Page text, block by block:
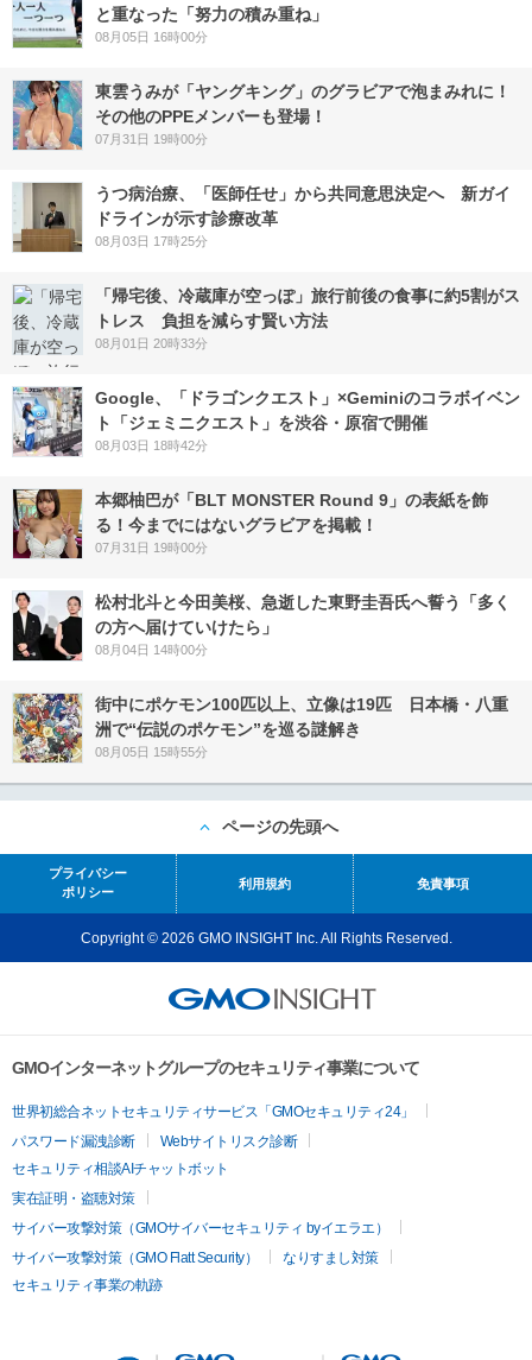
と重なった「努力の積み重ね」
08月05日 16時00分
東雲うみが「ヤングキング」のグラビアで泡まみれに！
その他のPPEメンバーも登場！
07月31日 19時00分
うつ病治療、「医師任せ」から共同意思決定へ 新ガイ
ドラインが示す診療改革
08月03日 17時25分
「帰宅後、冷蔵庫が空っぽ」旅行前後の食事に約5割がス
トレス 負担を減らす賢い方法
08月01日 20時33分
Google、「ドラゴンクエスト」×Geminiのコラボイベン
ト「ジェミニクエスト」を渋谷・原宿で開催
08月03日 18時42分
本郷柚巴が「BLT MONSTER Round 9」の表紙を飾
る！今までにはないグラビアを掲載！
07月31日 19時00分
松村北斗と今田美桜、急逝した東野圭吾氏へ誓う「多く
の方へ届けていけたら」
08月04日 14時00分
街中にポケモン100匹以上、立像は19匹 日本橋・八重
洲で“伝説のポケモン”を巡る謎解き
08月05日 15時55分
ページの先頭へ
プライバシー
ポリシー
利用規約 免責事項
Copyright © 2026 GMO INSIGHT Inc. All Rights Reserved.
GMOインターネットグループのセキュリティ事業について
世界初総合ネットセキュリティサービス「GMOセキュリティ24」
パスワード漏洩診断
Webサイトリスク診断
セキュリティ相談AIチャットボット
実在証明・盗聴対策
サイバー攻撃対策（GMOサイバーセキュリティ byイエラエ）
サイバー攻撃対策（GMO Flatt Security）
なりすまし対策
セキュリティ事業の軌跡